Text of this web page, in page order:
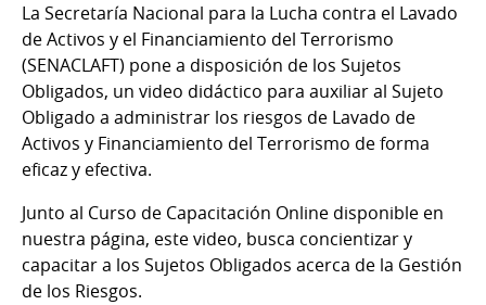
La Secretaría Nacional para la Lucha contra el Lavado
de Activos y el Financiamiento del Terrorismo
(SENACLAFT) pone a disposición de los Sujetos
Obligados, un video didáctico para auxiliar al Sujeto
Obligado a administrar los riesgos de Lavado de
Activos y Financiamiento del Terrorismo de forma
eficaz y efectiva.
Junto al Curso de Capacitación Online disponible en
nuestra página, este video, busca concientizar y
capacitar a los Sujetos Obligados acerca de la Gestión
de los Riesgos.